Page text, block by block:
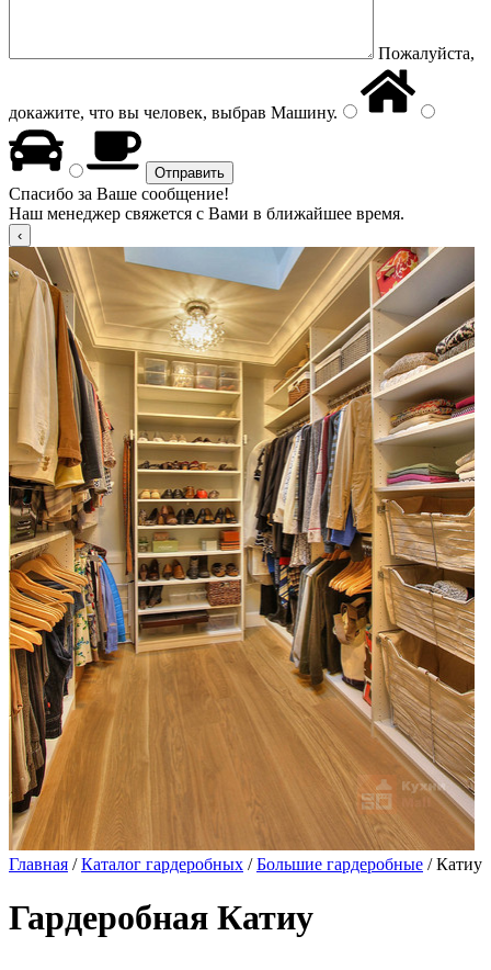
Пожалуйста,
докажите, что вы человек, выбрав Машину.
Спасибо за Ваше сообщение!
Наш менеджер свяжется с Вами в ближайшее время.
Главная /Каталог гардеробных /Большие гардеробные / Катиу
Гардеробная Катиу